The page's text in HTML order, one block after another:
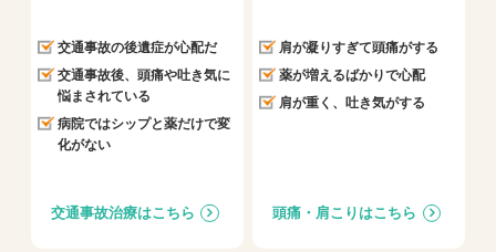
交通事故の後遺症が心配だ
交通事故後、頭痛や吐き気に
悩まされている
病院ではシップと薬だけで変
化がない
交通事故治療はこちら
肩が凝りすぎて頭痛がする
薬が増えるばかりで心配
肩が重く、吐き気がする
頭痛・肩こりはこちら